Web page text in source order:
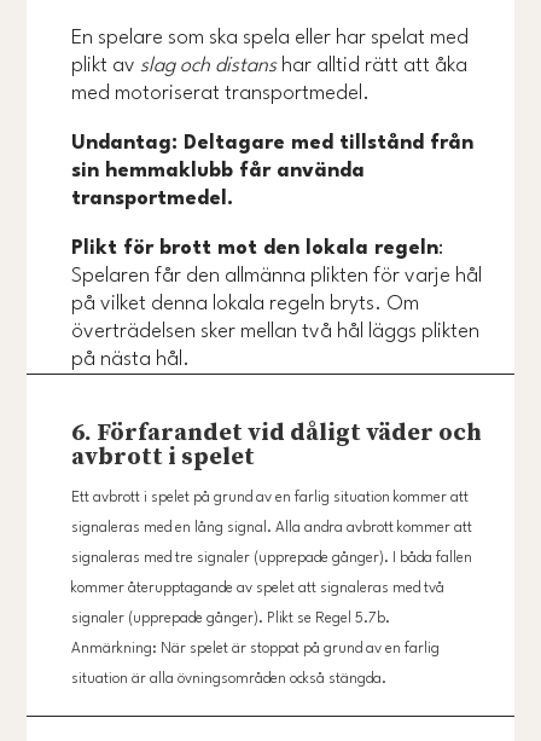
En spelare som ska spela eller har spelat med
plikt av slag och distanshar alltid rätt att åka
med motoriserat transportmedel.
Undantag: Deltagare med tillstånd från
sin hemmaklubb får använda
transportmedel.
Plikt för brott mot den lokala regeln:
Spelaren får den allmänna plikten för varje hål
på vilket denna lokala regeln bryts. Om
överträdelsen sker mellan två hål läggs plikten
på nästa hål.
6. Förfarandet vid dåligt väder och
avbrott i spelet
Ett avbrott i spelet på grund av en farlig situation kommer att
signaleras med en lång signal. Alla andra avbrott kommer att
signaleras med tre signaler (upprepade gånger). I båda fallen
kommer återupptagande av spelet att signaleras med två
signaler (upprepade gånger). Plikt se Regel 5.7b.
Anmärkning: När spelet är stoppat på grund av en farlig
situation är alla övningsområden också stängda.